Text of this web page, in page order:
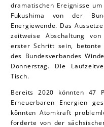
dramatischen Ereignisse
Fukushima von der
Energiewende. Das
zeitweise Abschaltung
erster Schritt sein, betonte
des Bundesverbandes
Donnerstag. Die
Tisch.
Bereits 2020 könnten 47
Erneuerbaren Energien
könnten Atomkraft
forderte von der